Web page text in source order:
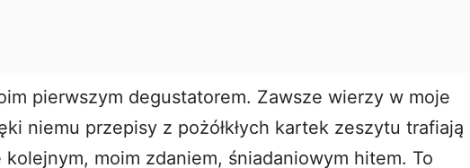
pierwszym degustatorem. Zawsze wierzy w moje
niemu przepisy z pożółkłych kartek zeszytu trafiają
kolejnym, moim zdaniem, śniadaniowym hitem. To